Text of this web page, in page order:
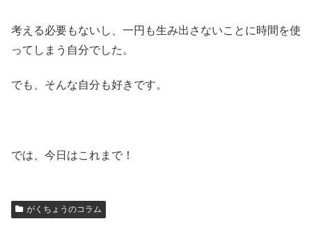
考える必要もないし、一円も生み出さないことに時間を使
ってしまう自分でした。
でも、そんな自分も好きです。
では、今日はこれまで！
がくちょうのコラム